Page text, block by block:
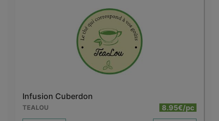
Infusion Cuberdon
TEALOU 8.95€/pc